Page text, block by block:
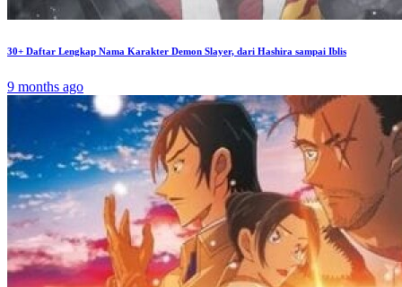
30+ Daftar Lengkap Nama Karakter Demon Slayer, dari Hashira sampai Iblis
9 months ago